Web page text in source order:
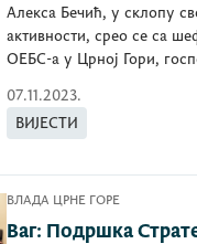
Алекса Бечић, у склопу
активности, срео се са
ОЕБС-а у Црној Гори,
07.11.2023.
ВИЈЕСТИ
ВЛАДА ЦРНЕ ГОРЕ
Ваг: Подршка